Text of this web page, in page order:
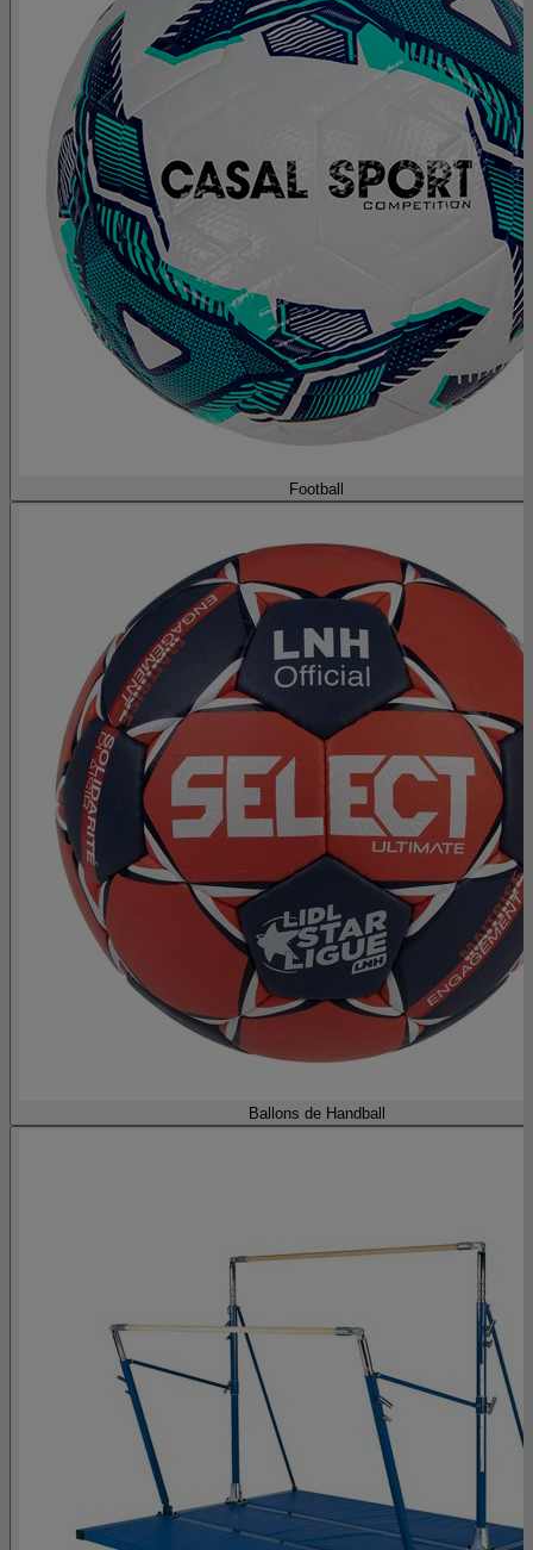
Football
Ballons de Handball